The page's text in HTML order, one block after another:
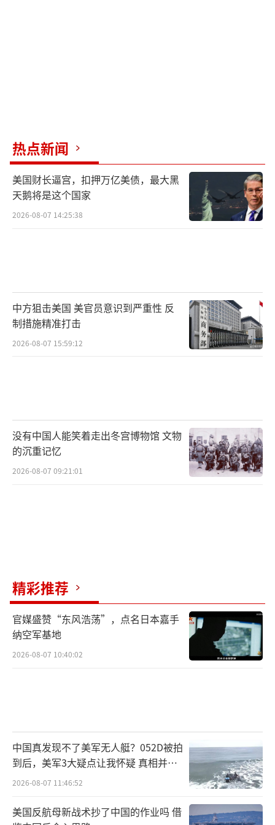
热点新闻
美国财长逼宫，扣押万亿美债，最大黑
天鹅将是这个国家
2026-08-07 14:25:38
中方狙击美国 美官员意识到严重性 反
制措施精准打击
2026-08-07 15:59:12
没有中国人能笑着走出冬宫博物馆 文物
的沉重记忆
2026-08-07 09:21:01
精彩推荐
官媒盛赞“东风浩荡”，点名日本嘉手
纳空军基地
2026-08-07 10:40:02
中国真发现不了美军无人艇？052D被拍
到后，美军3大疑点让我怀疑 真相并非
如此
2026-08-07 11:46:52
美国反航母新战术抄了中国的作业吗 借